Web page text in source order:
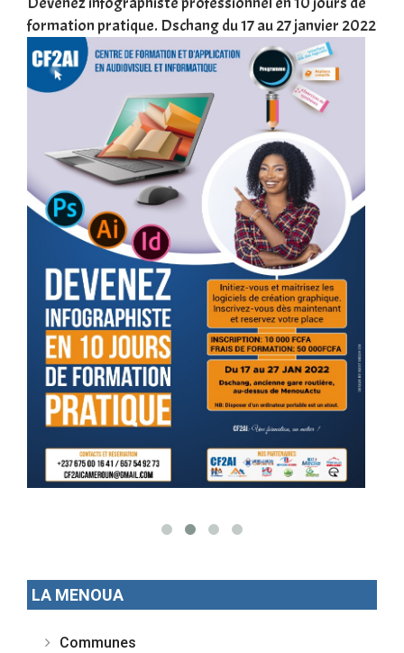
formation pratique. Dschang du 17 au 27 janvier 2022
LA MENOUA
Communes